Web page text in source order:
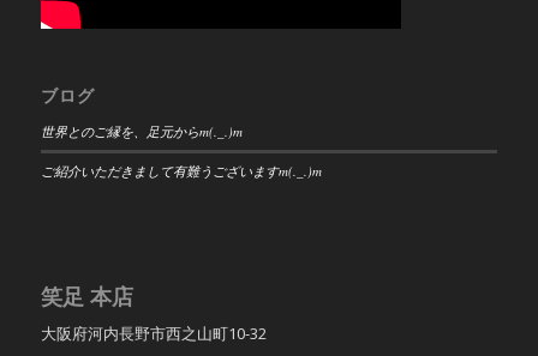
ブログ
世界とのご縁を、足元からm(._.)m
ご紹介いただきまして有難うございますm(._.)m
笑足 本店
大阪府河内長野市西之山町10-32